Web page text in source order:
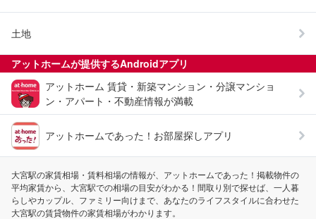
土地
アットホームが提供するAndroidアプリ
アットホーム 賃貸・新築マンション・分譲マンショ
ン・アパート・不動産情報が満載
アットホームであった！お部屋探しアプリ
大宮駅の家賃相場・賃料相場の情報が、アットホームであった！掲載物件の
平均家賃から、大宮駅での相場の目安がわかる！間取り別で探せば、一人暮
らしやカップル、ファミリー向けまで、あなたのライフスタイルに合わせた
大宮駅の賃貸物件の家賃相場がわかります。